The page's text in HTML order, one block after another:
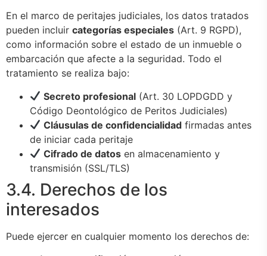
En el marco de peritajes judiciales, los datos tratados
pueden incluir categorías especiales (Art. 9 RGPD),
como información sobre el estado de un inmueble o
embarcación que afecte a la seguridad. Todo el
tratamiento se realiza bajo:
Secreto profesional (Art. 30 LOPDGDD y
Código Deontológico de Peritos Judiciales)
Cláusulas de confidencialidad firmadas antes
de iniciar cada peritaje
Cifrado de datos en almacenamiento y
transmisión (SSL/TLS)
3.4. Derechos de los
interesados
Puede ejercer en cualquier momento los derechos de: